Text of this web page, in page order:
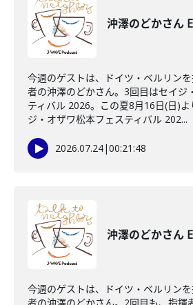
沖澤のどかさん
今週のゲストは、ドイツ・ベルリン
者の沖澤のどかさん。3回目はセイジ
ティバル 2026。この夏8月16日(日)
ジ・オザワ松本フェスティバル 202...
2026.07.24|00:21:48
沖澤のどかさん
今週のゲストは、ドイツ・ベルリン